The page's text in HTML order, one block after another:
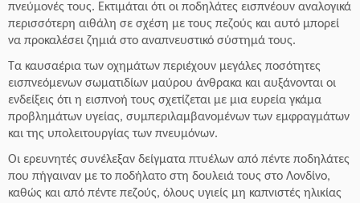
πνεύμονές τους. Εκτιμάται ότι οι ποδηλάτες εισπνέουν αναλογικά
περισσότερη αιθάλη σε σχέση με τους πεζούς και αυτό μπορεί
να προκαλέσει ζημιά στο αναπνευστικό σύστημά τους.
Τα καυσαέρια των οχημάτων περιέχουν μεγάλες ποσότητες
εισπνεόμενων σωματιδίων μαύρου άνθρακα και αυξάνονται οι
ενδείξεις ότι η εισπνοή τους σχετίζεται με μια ευρεία γκάμα
προβλημάτων υγείας, συμπεριλαμβανομένων των εμφραγμάτων
και της υπολειτουργίας των πνευμόνων.
Οι ερευνητές συνέλεξαν δείγματα πτυέλων από πέντε ποδηλάτες
που πήγαιναν με το ποδήλατο στη δουλειά τους στο Λονδίνο,
καθώς και από πέντε πεζούς, όλους υγιείς μη καπνιστές ηλικίας